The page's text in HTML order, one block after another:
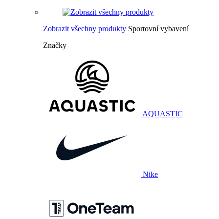
Zobrazit všechny produkty Sportovní vybavení
Značky
AQUASTIC
Nike